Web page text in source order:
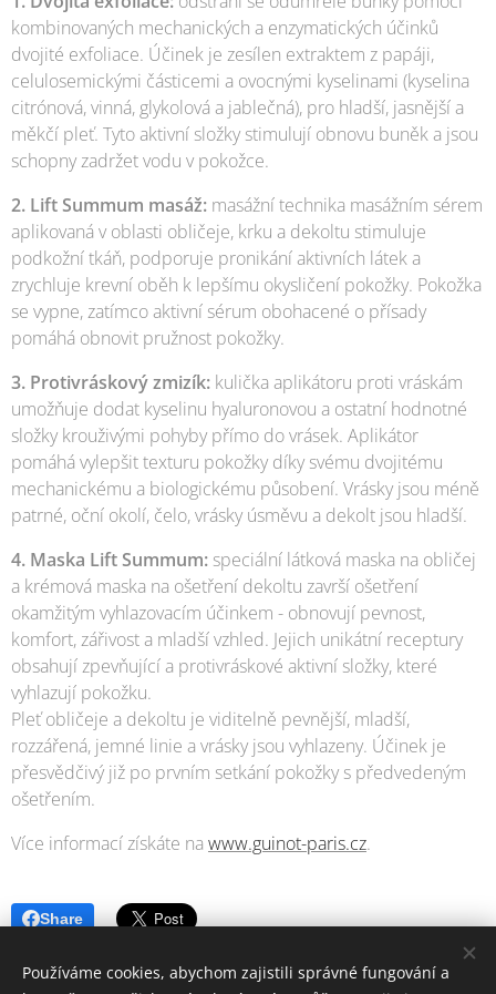
kombinovaných mechanických a enzymatických účinků
dvojité exfoliace. Účinek je zesílen extraktem z papáji,
celulosemickými částicemi a ovocnými kyselinami (kyselina
citrónová, vinná, glykolová a jablečná), pro hladší, jasnější a
měkčí pleť. Tyto aktivní složky stimulují obnovu buněk a jsou
schopny zadržet vodu v pokožce.
2. Lift Summum masáž: masážní technika masážním sérem
aplikovaná v oblasti obličeje, krku a dekoltu stimuluje
podkožní tkáň, podporuje pronikání aktivních látek a
zrychluje krevní oběh k lepšímu okysličení pokožky. Pokožka
se vypne, zatímco aktivní sérum obohacené o přísady
pomáhá obnovit pružnost pokožky.
3. Protivráskový zmizík: kulička aplikátoru proti vráskám
umožňuje dodat kyselinu hyaluronovou a ostatní hodnotné
složky krouživými pohyby přímo do vrásek. Aplikátor
pomáhá vylepšit texturu pokožky díky svému dvojitému
mechanickému a biologickému působení. Vrásky jsou méně
patrné, oční okolí, čelo, vrásky úsměvu a dekolt jsou hladší.
4. Maska Lift Summum: speciální látková maska na obličej
a krémová maska na ošetření dekoltu završí ošetření
okamžitým vyhlazovacím účinkem - obnovují pevnost,
komfort, zářivost a mladší vzhled. Jejich unikátní receptury
obsahují zpevňující a protivráskové aktivní složky, které
vyhlazují pokožku.
Pleť obličeje a dekoltu je viditelně pevnější, mladší,
rozzářená, jemné linie a vrásky jsou vyhlazeny. Účinek je
přesvědčivý již po prvním setkání pokožky s předvedeným
ošetřením.
Více informací získáte na www.guinot-paris.cz.
Share
Používáme cookies, abychom zajistili správné fungování a